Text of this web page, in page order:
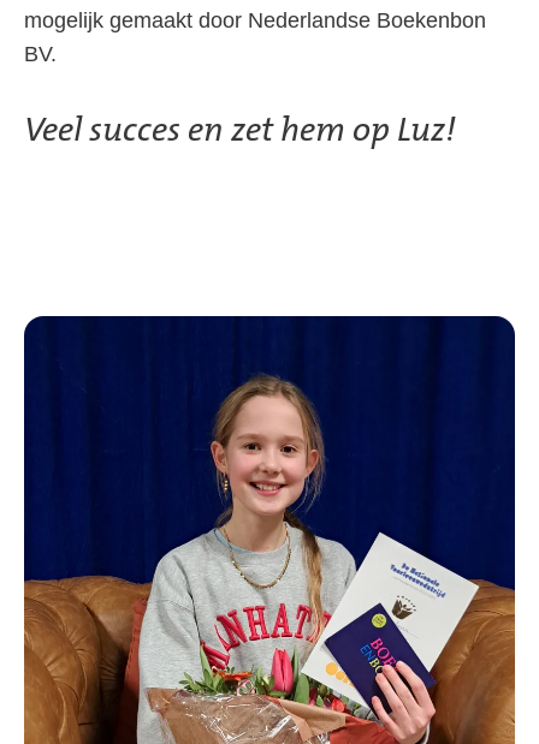
mogelijk gemaakt door Nederlandse Boekenbon
BV.
Veel succes en zet hem op Luz!